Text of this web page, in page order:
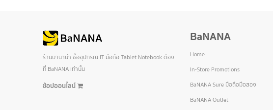
ร้านบานาน่า ซื้ออุปกรณ์ IT มือถือ Tablet Notebook ต้อง
ที่ BaNANA เท่านั้น
ช้อปออนไลน์
BaNANA
Home
In-Store Promotions
BaNANA Sure มือถือมือสอง
BaNANA Outlet